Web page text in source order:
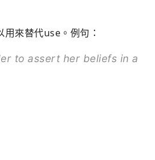
來替代use。例句：
to assert her beliefs in a